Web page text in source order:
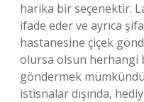
harika bir seçenektir.
ifade eder ve ayrıca
hastanesine çiçek
olursa olsun herhangi
göndermek
istisnalar dışında,